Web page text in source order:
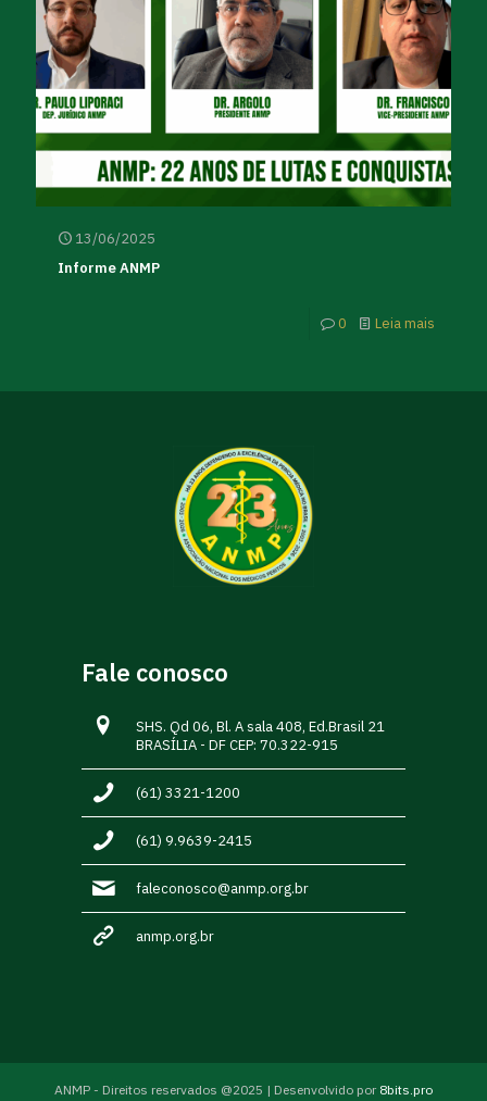
13/06/2025
Informe ANMP
0 Leia mais
Fale conosco
SHS. Qd 06, Bl. A sala 408, Ed.Brasil 21
BRASÍLIA - DF CEP: 70.322-915
(61) 3321-1200
(61) 9.9639-2415
faleconosco@anmp.org.br
anmp.org.br
ANMP - Direitos reservados @2025 | Desenvolvido por 8bits.pro